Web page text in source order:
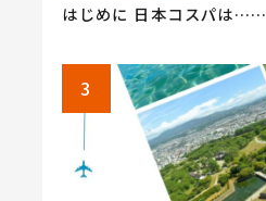
はじめに 日本コスパは……